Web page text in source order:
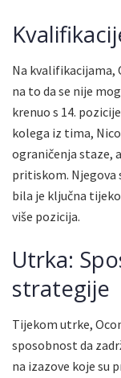
Na kvalifikacijama,
na to da se nije
krenuo s 14.
kolega iz tima,
ograničenja staze,
pritiskom. Njegova
bila je ključna
više pozicija.
Utrka:
strategije
Tijekom utrke,
sposobnost da
na izazove koje su